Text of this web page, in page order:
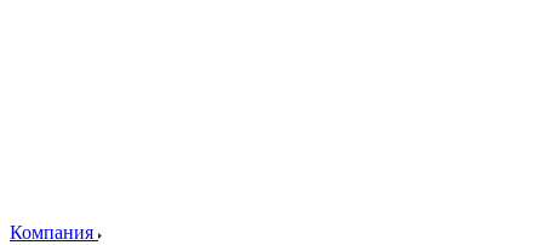
Компания